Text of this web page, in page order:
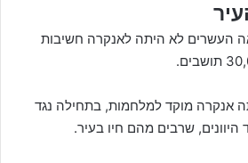
20 של המאה העשרים לא היתה לאנקרה חשיבות
1919 – 1923 היתה אנקרה מוקד למלחמות, בתחילה נגד
שרבים מהם חיו בעיר.